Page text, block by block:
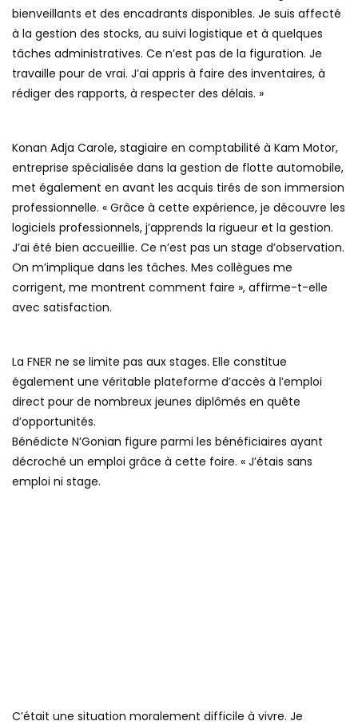
bienveillants et des encadrants disponibles. Je suis affecté
à la gestion des stocks, au suivi logistique et à quelques
tâches administratives. Ce n’est pas de la figuration. Je
travaille pour de vrai. J’ai appris à faire des inventaires, à
rédiger des rapports, à respecter des délais. »
Konan Adja Carole, stagiaire en comptabilité à Kam Motor,
entreprise spécialisée dans la gestion de flotte automobile,
met également en avant les acquis tirés de son immersion
professionnelle. « Grâce à cette expérience, je découvre les
logiciels professionnels, j’apprends la rigueur et la gestion.
J’ai été bien accueillie. Ce n’est pas un stage d’observation.
On m’implique dans les tâches. Mes collègues me
corrigent, me montrent comment faire », affirme-t-elle
avec satisfaction.
La FNER ne se limite pas aux stages. Elle constitue
également une véritable plateforme d’accès à l’emploi
direct pour de nombreux jeunes diplômés en quête
d’opportunités.
Bénédicte N’Gonian figure parmi les bénéficiaires ayant
décroché un emploi grâce à cette foire. « J’étais sans
emploi ni stage.
C’était une situation moralement difficile à vivre. Je